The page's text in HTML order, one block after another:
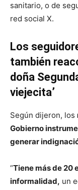
sanitario, o de
red social X.
Los
también
doña
viejecita’
Según dijeron, los
Gobierno
generar
“Tiene más de 20
informalidad, un